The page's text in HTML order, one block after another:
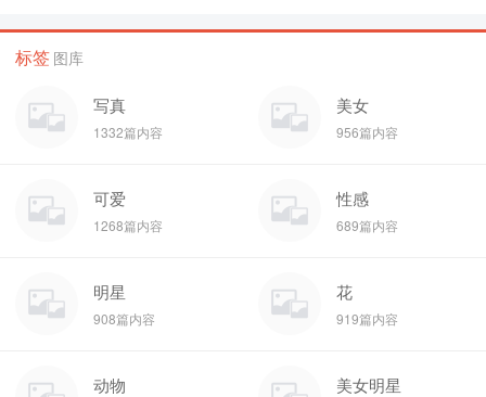
标签 图库
写真
1332篇内容
美女
956篇内容
可爱
1268篇内容
性感
689篇内容
明星
908篇内容
花
919篇内容
动物 美女明星